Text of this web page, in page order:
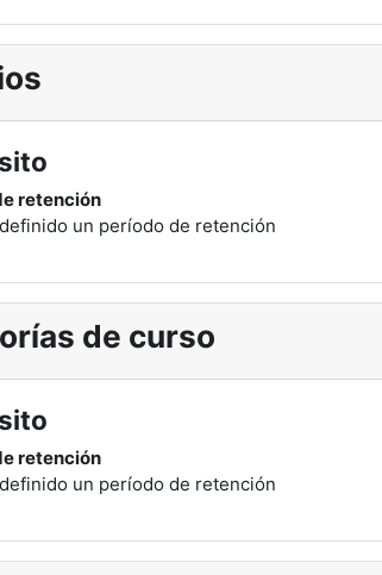
retención
un período de retención
de curso
retención
un período de retención